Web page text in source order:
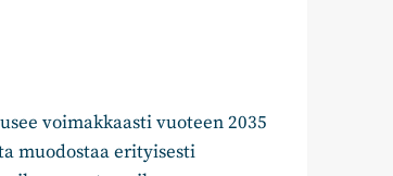
voimakkaasti vuoteen 2035
muodostaa erityisesti